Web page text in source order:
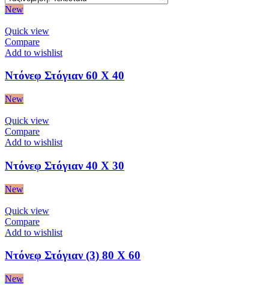
New
Quick view
Compare
Add to wishlist
Ντόνεφ Στόγιαν 60 Χ 40
New
Quick view
Compare
Add to wishlist
Ντόνεφ Στόγιαν 40 Χ 30
New
Quick view
Compare
Add to wishlist
Ντόνεφ Στόγιαν (3) 80 Χ 60
New